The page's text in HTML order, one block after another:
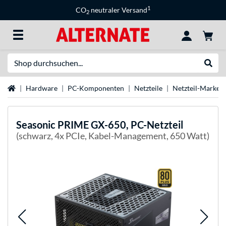
CO2 neutraler Versand1
StartseiteHardware PC-Komponenten Netzteile Netzteil-Marken
Seasonic PRIME GX-650, PC-Netzteil
(schwarz, 4x PCIe, Kabel-Management, 650 Watt)